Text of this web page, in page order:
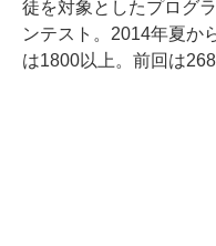
徒を対象としたプログ
ンテスト。2014年夏か
は1800以上。前回は